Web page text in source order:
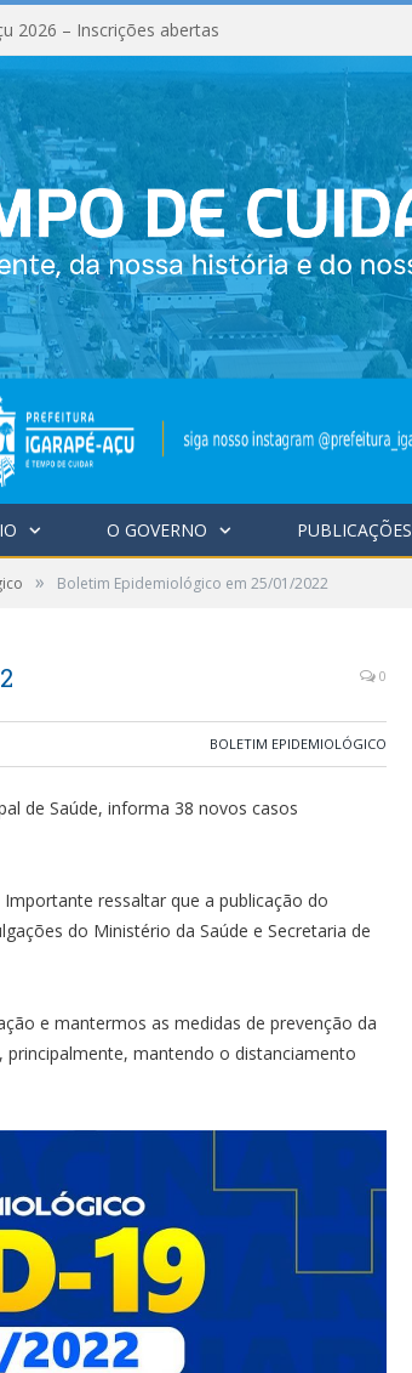
2026 – Inscrições abertas
O GOVERNO PUBLICAÇÕES
» Boletim Epidemiológico em 25/01/2022
0
BOLETIM EPIDEMIOLÓGICO
de Saúde, informa 38 novos casos
ressaltar que a publicação do
do Ministério da Saúde e Secretaria de
e mantermos as medidas de prevenção da
mantendo o distanciamento